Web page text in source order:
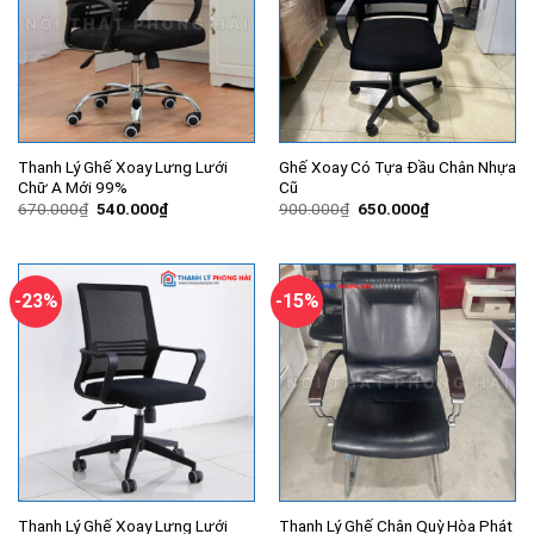
Thanh Lý Ghế Xoay Lưng Lưới
Chữ A Mới 99%
670.000₫ Giá
540.000₫Giá
hiện
540.000₫.
Ghế Xoay Có Tựa Đầu Chân Nhựa
Cũ
900.000₫ Giá
650.000₫Giá
hiện
650.000₫.
-23%
Thanh Lý Ghế Xoay Lưng Lưới
-15%
Thanh Lý Ghế Chân Quỳ Hòa Phát